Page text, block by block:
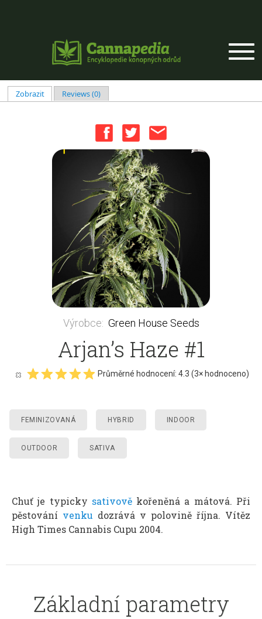
Hlavní záložky
Zobrazit(aktivní záložka)
Reviews (0)
Výrobce: Green House Seeds
Arjan’s Haze #1
Průměrné hodnocení: 4.3 (3× hodnoceno)
FEMINIZOVANÁ HYBRID INDOOR
OUTDOOR SATIVA
Chuť je typicky sativověkořeněná a mátová. Při
pěstování venku dozrává v polovině října. Vítěz
High Times Cannabis Cupu 2004.
Základní parametry